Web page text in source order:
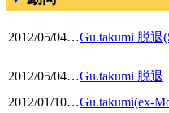
2012/05/04…Gu.takumi 脱
2012/05/04…Gu.takumi 脱退
2012/01/10…Gu.takumi(ex-